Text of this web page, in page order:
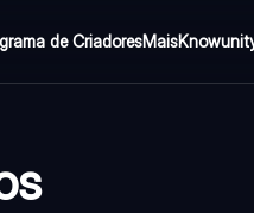
de CriadoresMais